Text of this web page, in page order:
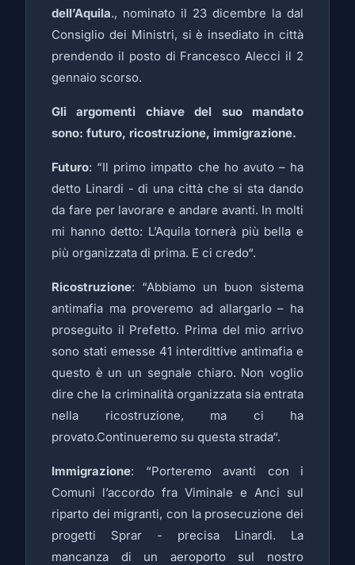
dell’Aquila., nominato il 23 dicembre la dal
Consiglio dei Ministri, si è insediato in città
prendendo il posto di Francesco Alecci il 2
gennaio scorso.
Gli argomenti chiave del suo mandato
sono: futuro, ricostruzione, immigrazione.
Futuro: “Il primo impatto che ho avuto – ha
detto Linardi - di una città che si sta dando
da fare per lavorare e andare avanti. In molti
mi hanno detto: L’Aquila tornerà più bella e
più organizzata di prima. E ci credo“.
Ricostruzione: “Abbiamo un buon sistema
antimafia ma proveremo ad allargarlo – ha
proseguito il Prefetto. Prima del mio arrivo
sono stati emesse 41 interdittive antimafia e
questo è un un segnale chiaro. Non voglio
dire che la criminalità organizzata sia entrata
nella ricostruzione, ma ci ha
provato.Continueremo su questa strada“.
Immigrazione: “Porteremo avanti con i
Comuni l’accordo fra Viminale e Anci sul
riparto dei migranti, con la prosecuzione dei
progetti Sprar - precisa Linardi. La
mancanza di un aeroporto sul nostro